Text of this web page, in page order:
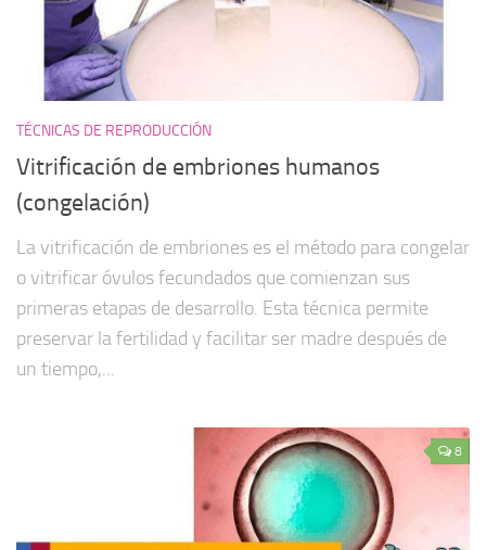
TÉCNICAS DE REPRODUCCIÓN
Vitrificación de embriones humanos
(congelación)
La vitrificación de embriones es el método para congelar
o vitrificar óvulos fecundados que comienzan sus
primeras etapas de desarrollo. Esta técnica permite
preservar la fertilidad y facilitar ser madre después de
un tiempo,...
8